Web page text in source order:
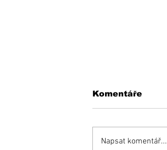
Komentáře
Napsat komentář...